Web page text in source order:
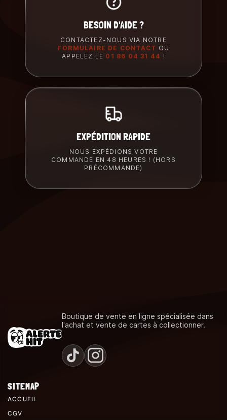
BESOIN D'AIDE ?
CONTACTEZ-NOUS VIA NOTRE
FORMULAIRE DE CONTACT OU
APPELEZ LE 01 86 04 31 44 !
EXPÉDITION RAPIDE
NOUS EXPÉDIONS VOTRE
COMMANDE EN 48 HEURES ! (HORS
PRÉCOMMANDE)
Boutique de vente en ligne spécialisée dans
l'achat et vente de cartes à collectionner.
SITEMAP
ACCUEIL
CGV